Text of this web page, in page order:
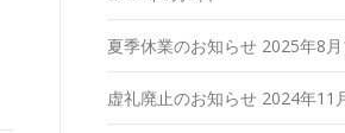
夏季休業のお知らせ 2025年8
虚礼廃止のお知らせ 2024年11